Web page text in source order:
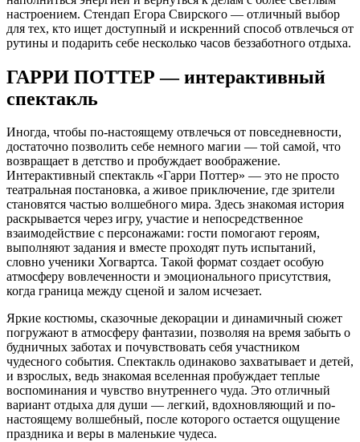
настроением. Стендап Егора Свирского — отличный выбор
для тех, кто ищет доступный и искренний способ отвлечься от
рутины и подарить себе несколько часов беззаботного отдыха.
ГАРРИ ПОТТЕР — интерактивный
спектакль
Иногда, чтобы по-настоящему отвлечься от повседневности,
достаточно позволить себе немного магии — той самой, что
возвращает в детство и пробуждает воображение.
Интерактивный спектакль «Гарри Поттер» — это не просто
театральная постановка, а живое приключение, где зрители
становятся частью волшебного мира. Здесь знакомая история
раскрывается через игру, участие и непосредственное
взаимодействие с персонажами: гости помогают героям,
выполняют задания и вместе проходят путь испытаний,
словно ученики Хогвартса. Такой формат создает особую
атмосферу вовлеченности и эмоционального присутствия,
когда граница между сценой и залом исчезает.
Яркие костюмы, сказочные декорации и динамичный сюжет
погружают в атмосферу фантазии, позволяя на время забыть о
будничных заботах и почувствовать себя участником
чудесного события. Спектакль одинаково захватывает и детей,
и взрослых, ведь знакомая вселенная пробуждает теплые
воспоминания и чувство внутреннего чуда. Это отличный
вариант отдыха для души — легкий, вдохновляющий и по-
настоящему волшебный, после которого остается ощущение
праздника и веры в маленькие чудеса.